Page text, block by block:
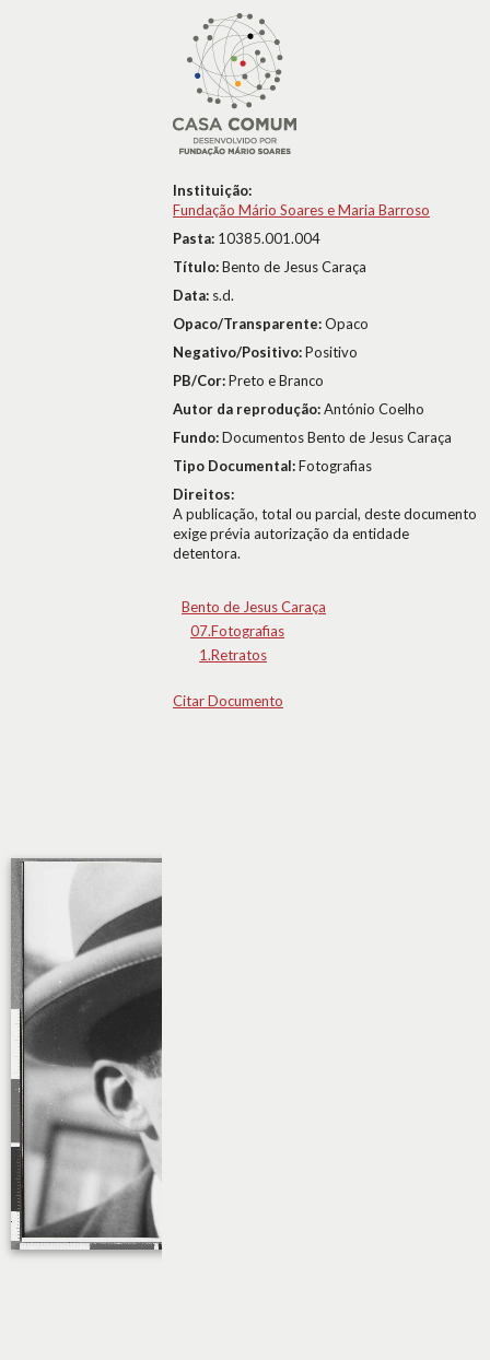
Instituição:
Fundação Mário Soares e Maria Barroso
Pasta: 10385.001.004
Título:Bento de Jesus Caraça
Data: s.d.
Opaco/Transparente:Opaco
Negativo/Positivo:Positivo
PB/Cor:Preto e Branco
Autor da reprodução:António Coelho
Fundo:Documentos Bento de Jesus Caraça
Tipo Documental:Fotografias
Direitos:
A publicação, total ou parcial, deste documento
exige prévia autorização da entidade
detentora.
Bento de Jesus Caraça
07.Fotografias
1.Retratos
Citar Documento